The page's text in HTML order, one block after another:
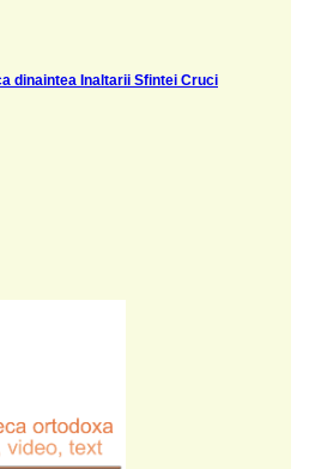
dinaintea Inaltarii Sfintei Cruci